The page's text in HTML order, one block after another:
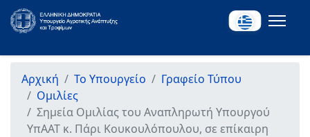
Αρχική Το Υπουργείο
Γραφείο Τύπου
Ομιλίες
Σημεία Ομιλίας του Αναπληρωτή Υπουργού
ΥπΑΑΤ κ. Πάρι Κουκουλόπουλου, σε επίκαιρη